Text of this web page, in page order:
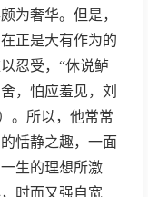
为奢华。但是，
正是大有作为的
忍受，“休说鲈
，怕应羞见，刘
。所以，他常常
恬静之趣，一面
生的理想所激
时而又强自宽